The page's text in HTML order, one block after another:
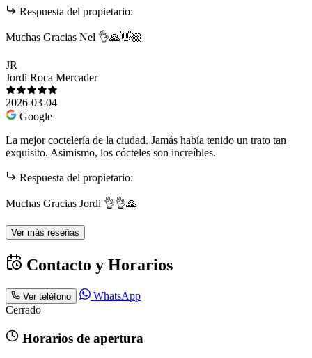
Respuesta del propietario:
Muchas Gracias Nel 👌🙏👋🏼
JR
Jordi Roca Mercader
2026-03-04
Google
La mejor coctelería de la ciudad. Jamás había tenido un trato tan
exquisito. Asimismo, los cócteles son increíbles.
Respuesta del propietario:
Muchas Gracias Jordi 👌👌🙏
Ver más reseñas
Contacto y Horarios
Ver teléfono
WhatsApp
Cerrado
Horarios de apertura